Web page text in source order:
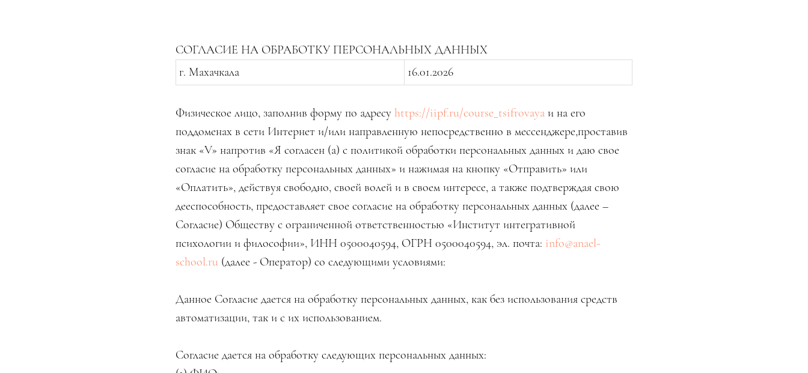
СОГЛАСИЕ НА ОБРАБОТКУ ПЕРСОНАЛЬНЫХ ДАННЫХ
г. Махачкала
16.01.2026
Физическое лицо, заполнив форму по адресу https://iipf.ru/course_tsifrovaya и на его
поддоменах в сети Интернет и/или направленную непосредственно в мессенджере,проставив
знак «V» напротив «Я согласен (а) с политикой обработки персональных данных и даю свое
согласие на обработку персональных данных» и нажимая на кнопку «Отправить» или
«Оплатить», действуя свободно, своей волей и в своем интересе, а также подтверждая свою
дееспособность, предоставляет свое согласие на обработку персональных данных (далее –
Согласие) Обществу с ограниченной ответственностью «Институт интегративной
психологии и философии», ИНН 0500040594, ОГРН 0500040594, эл. почта: info@anael-
school.ru (далее - Оператор) со следующими условиями:
Данное Согласие дается на обработку персональных данных, как без использования средств
автоматизации, так и с их использованием.
Согласие дается на обработку следующих персональных данных: